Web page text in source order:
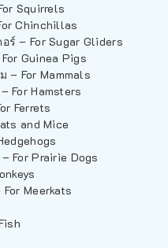
Squirrels
Chinchillas
ร์ – For Sugar Gliders
Guinea Pigs
– For Mammals
For Hamsters
Ferrets
and Mice
For Prairie Dogs
Meerkats